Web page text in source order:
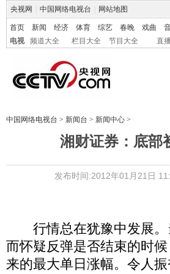
央视网 中国网络电视台 网站地图
首页 新闻 经济 体育 综艺 春晚 戏曲
电视
频道大全 栏目大全 节目大全 直
中国网络电视台 > 新闻台 > 新闻中心 >
湘财证券：底部
发布时间:2012年01月21日
行情总在犹豫中发展。
而怀疑反弹是否结束的时
来的最大单日涨幅。令人